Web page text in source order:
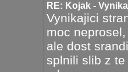
RE: Kojak -
Vynikajici
moc
ale dost
splnili slib z